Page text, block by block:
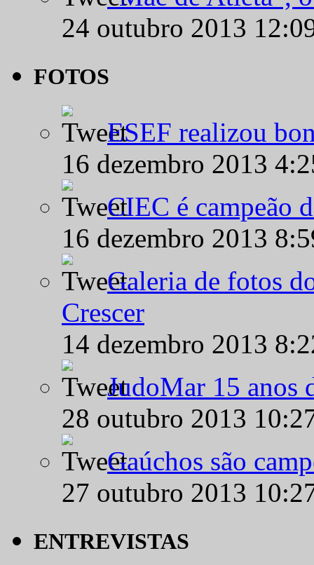
24 outubro 2013
FOTOS
ESEF realizou
16 dezembro 2013
CIEC é campeão
16 dezembro 2013
Galeria de fotos
Crescer
14 dezembro 2013
JudoMar 15 anos
28 outubro 2013
Gaúchos são
27 outubro 2013
ENTREVISTAS